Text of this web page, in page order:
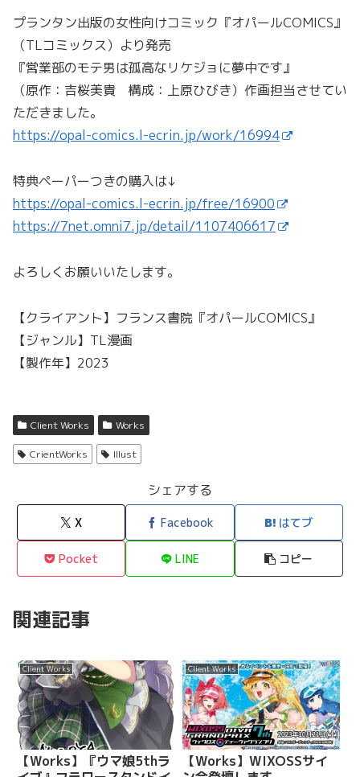
プランタン出版の女性向けコミック『オパールCOMICS』
（TLコミックス）より発売
『営業部のモテ男は孤高なリケジョに夢中です』
（原作：吉桜美貴 構成：上原ひびき）作画担当させてい
ただきました。
https://opal-comics.l-ecrin.jp/work/16994
特典ペーパーつきの購入は↓
https://opal-comics.l-ecrin.jp/free/16900
https://7net.omni7.jp/detail/1107406617
よろしくお願いいたします。
【クライアント】フランス書院『オパールCOMICS』
【ジャンル】TL漫画
【製作年】2023
Client Works Works
CrientWorks Illust
シェアする
X Facebook はてブ
Pocket LINE コピー
関連記事
Client Works
【Works】『ウマ娘5thラ
Client Works
【Works】WIXOSSサイ